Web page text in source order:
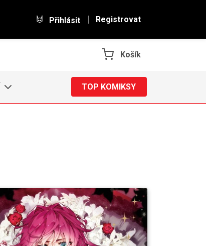
Přihlásit Registrovat
Košík
TOP KOMIKSY